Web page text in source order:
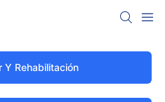
Y Rehabilitación